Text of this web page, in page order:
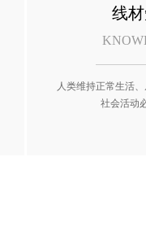
人类维持正常生活
社会活动
线